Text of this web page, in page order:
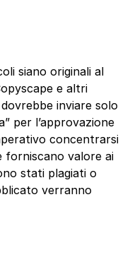
siano originali al
e altri
inviare solo
per l’approvazione
concentrarsi
valore ai
stati plagiati o
verranno